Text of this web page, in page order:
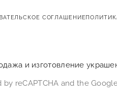
СОГЛАШЕНИЕ
и изготовление
reCAPTCHA and the